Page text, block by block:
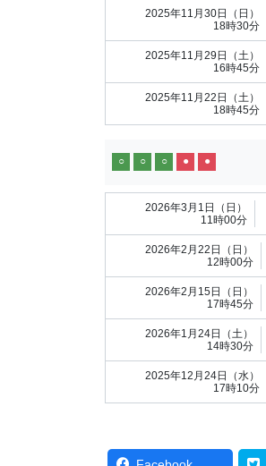
2025年11月30日（日）
18時30分
2025年11月29日（土）
16時45分
2025年11月22日（土）
18時45分
○ ○ ○ ● ●
2026年3月1日（日）
11時00分
2026年2月22日（日）
12時00分
2026年2月15日（日）
17時45分
2026年1月24日（土）
14時30分
2025年12月24日（水）
17時10分